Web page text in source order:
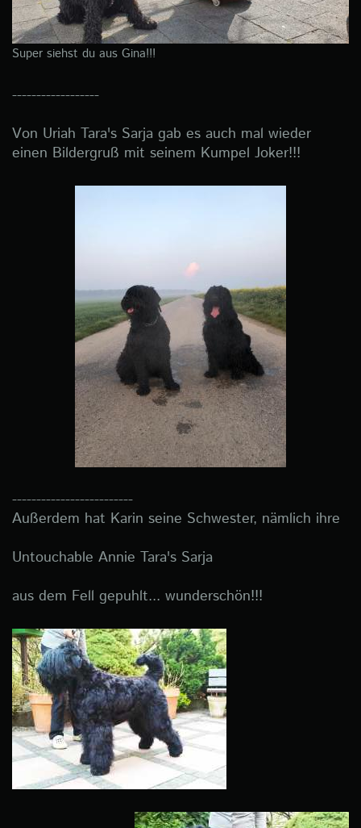
Super siehst du aus Gina!!!
------------------
Von Uriah Tara's Sarja gab es auch mal wieder
einen Bildergruß mit seinem Kumpel Joker!!!
-------------------------
Außerdem hat Karin seine Schwester, nämlich ihre
Untouchable Annie Tara's Sarja
aus dem Fell gepuhlt... wunderschön!!!